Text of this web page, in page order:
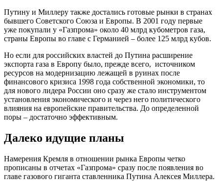
Путину и Миллеру также достались готовые рынки в странах
бывшего Советского Союза и Европы. В 2001 году первые
уже покупали у «Газпрома» около 40 млрд кубометров газа,
страны Европы во главе с Германией – более 125 млрд кубов.
Но если для российских властей до Путина расширение
экспорта газа в Европу было, прежде всего, источником
ресурсов на модернизацию лежащей в руинах после
финансового кризиса 1998 года собственной экономики, то
для нового лидера России оно сразу же стало инструментом
установления экономического и через него политического
влияния на европейские правительства. До определенной
поры – достаточно эффективным.
Далеко идущие планы
Намерения Кремля в отношении рынка Европы четко
прописаны в отчетах «Газпрома» сразу после появления во
главе газового гиганта ставленника Путина Алексея Миллера.